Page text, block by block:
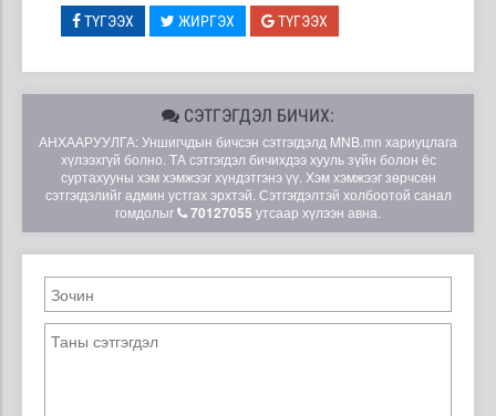
ТҮГЭЭХ ЖИРГЭХ ТҮГЭЭХ
СЭТГЭГДЭЛ БИЧИХ:
АНХААРУУЛГА: Уншигчдын бичсэн сэтгэгдэлд MNB.mn хариуцлага
хүлээхгүй болно. ТА сэтгэгдэл бичихдээ хууль зүйн болон ёс
суртахууны хэм хэмжээг хүндэтгэнэ үү. Хэм хэмжээг зөрчсөн
сэтгэгдэлийг админ устгах эрхтэй. Сэтгэгдэлтэй холбоотой санал
гомдолыг
70127055 утсаар хүлээн авна.